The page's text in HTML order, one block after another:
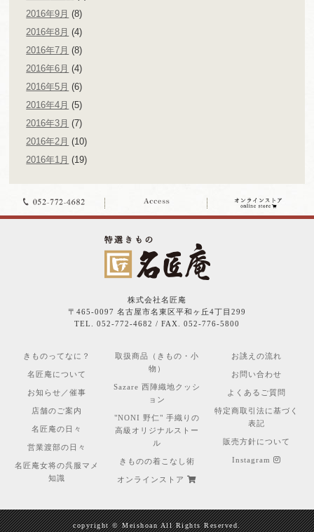
2016年9月 (8)
2016年8月 (4)
2016年7月 (8)
2016年6月 (4)
2016年5月 (6)
2016年4月 (5)
2016年3月 (7)
2016年2月 (10)
2016年1月 (19)
株式会社名匠庵
〒465-0097 名古屋市名東区平和ヶ丘4丁目299
TEL. 052-772-4682 / FAX. 052-776-5800
きものってなに？
名匠庵について
お知らせ／催事
店舗のご案内
名匠庵の日々
営業渡部の日々
名匠庵女将の呉服マメ
知識
取扱商品（きもの・小
物）
Sazare 西陣織地クッシ
ョン
"NONI 野仁" 手織りの
高級オリジナルストー
ル
きものの着こなし術
オンラインストア
お誂えの流れ
お問い合わせ
よくあるご質問
特定商取引法に基づく
表記
販売方針について
Instagram
copyright © Meishoan All Rights Reserved.